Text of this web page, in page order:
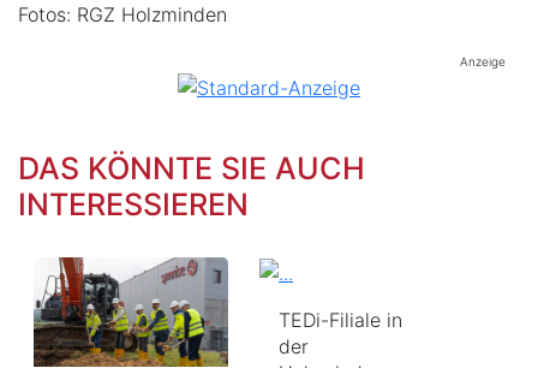
Fotos: RGZ Holzminden
Anzeige
DAS KÖNNTE SIE AUCH
INTERESSIEREN
TEDi-Filiale in
der